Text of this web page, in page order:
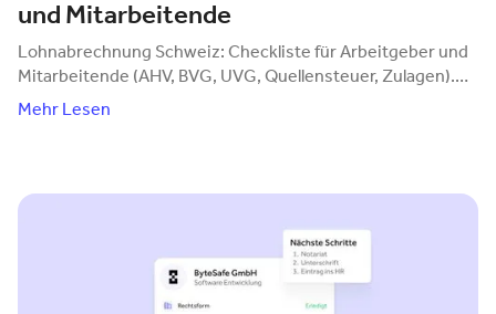
und Mitarbeitende
Lohnabrechnung Schweiz: Checkliste für Arbeitgeber und
Mitarbeitende (AHV, BVG, UVG, Quellensteuer, Zulagen).
quitt Business übernimmt Ihre Payroll.
Mehr Lesen